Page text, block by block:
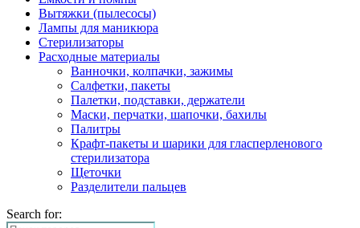
Вытяжки (пылесосы)
Лампы для маникюра
Стерилизаторы
Расходные материалы
Ванночки, колпачки, зажимы
Салфетки, пакеты
Палетки, подставки, держатели
Маски, перчатки, шапочки, бахилы
Палитры
Крафт-пакеты и шарики для гласперленового
стерилизатора
Щеточки
Разделители пальцев
Search for: